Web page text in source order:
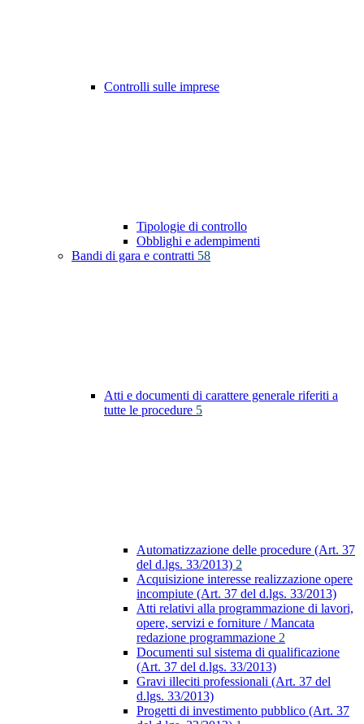
Controlli sulle imprese
Tipologie di controllo
Obblighi e adempimenti
Bandi di gara e contratti 58
Atti e documenti di carattere generale riferiti a
tutte le procedure 5
Automatizzazione delle procedure (Art. 37
del d.lgs. 33/2013) 2
Acquisizione interesse realizzazione opere
incompiute (Art. 37 del d.lgs. 33/2013)
Atti relativi alla programmazione di lavori,
opere, servizi e forniture / Mancata
redazione programmazione 2
Documenti sul sistema di qualificazione
(Art. 37 del d.lgs. 33/2013)
Gravi illeciti professionali (Art. 37 del
d.lgs. 33/2013)
Progetti di investimento pubblico (Art. 37